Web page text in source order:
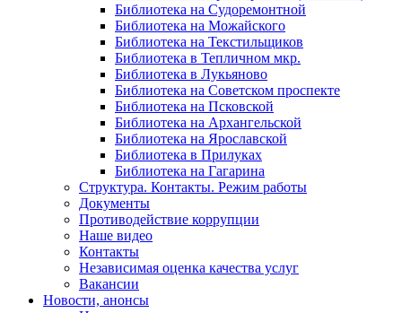
Библиотека на Судоремонтной
Библиотека на Можайского
Библиотека на Текстильщиков
Библиотека в Тепличном мкр.
Библиотека в Лукьяново
Библиотека на Советском проспекте
Библиотека на Псковской
Библиотека на Архангельской
Библиотека на Ярославской
Библиотека в Прилуках
Библиотека на Гагарина
Структура. Контакты. Режим работы
Документы
Противодействие коррупции
Наше видео
Контакты
Независимая оценка качества услуг
Вакансии
Новости, анонсы